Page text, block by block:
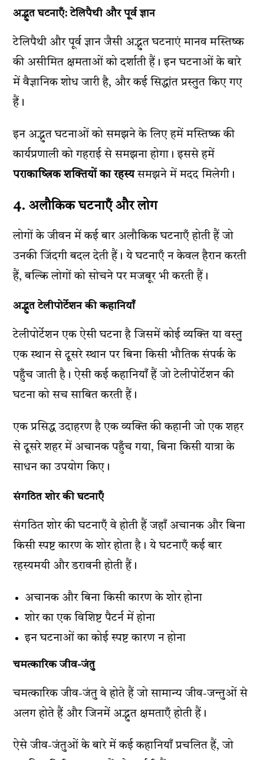
अद्भुत घटनाएँ: टेलिपैथी और पूर्व ज्ञान
टेलिपैथी और पूर्व ज्ञान जैसी अद्भुत घटनाएं मानव मस्तिष्क
की असीमित क्षमताओं को दर्शाती हैं। इन घटनाओं के बारे
में वैज्ञानिक शोध जारी है, और कई सिद्धांत प्रस्तुत किए गए
हैं।
इन अद्भुत घटनाओं को समझने के लिए हमें मस्तिष्क की
कार्यप्रणाली को गहराई से समझना होगा। इससे हमें
पराकाष्त्रिक शक्तियों का रहस्यसमझने में मदद मिलेगी।
4. अलौकिक घटनाएँ और लोग
लोगों के जीवन में कई बार अलौकिक घटनाएँ होती हैं जो
उनकी जिंदगी बदल देती हैं। ये घटनाएँ न केवल हैरान करती
हैं, बल्कि लोगों को सोचने पर मजबूर भी करती हैं।
अद्भुत टेलीपोर्टेशन की कहानियाँ
टेलीपोर्टेशन एक ऐसी घटना है जिसमें कोई व्यक्ति या वस्तु
एक स्थान से दूसरे स्थान पर बिना किसी भौतिक संपर्क के
पहुँच जाती है। ऐसी कई कहानियाँ हैं जो टेलीपोर्टेशन की
घटना को सच साबित करती हैं।
एक प्रसिद्ध उदाहरण है एक व्यक्ति की कहानी जो एक शहर
से दूसरे शहर में अचानक पहुँच गया, बिना किसी यात्रा के
साधन का उपयोग किए।
संगठित शोर की घटनाएँ
संगठित शोर की घटनाएँ वे होती हैं जहाँ अचानक और बिना
किसी स्पष्ट कारण के शोर होता है। ये घटनाएँ कई बार
रहस्यमयी और डरावनी होती हैं।
अचानक और बिना किसी कारण के शोर होना
शोर का एक विशिष्ट पैटर्न में होना
इन घटनाओं का कोई स्पष्ट कारण न होना
चमत्कारिक जीव-जंतु
चमत्कारिक जीव-जंतु वे होते हैं जो सामान्य जीव-जन्तुओं से
अलग होते हैं और जिनमें अद्भुत क्षमताएँ होती हैं।
ऐसे जीव-जंतुओं के बारे में कई कहानियाँ प्रचलित हैं, जो